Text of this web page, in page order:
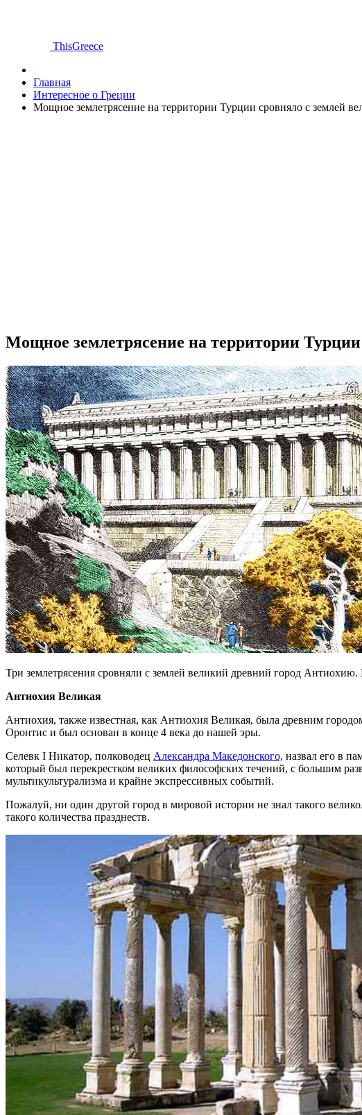
ThisGreece
Главная
Интересное о Греции
Мощное землетрясение на территории Турции сровняло с землей
Мощное землетрясение на территории
Три землетрясения сровняли с землей великий древний город
Антиохия Великая
Антиохия, также известная, как Антиохия Великая, была древним
Оронтис и был основан в конце 4 века до нашей эры.
Селевк I Никатор, полководец Александра Македонского, назвал его в
который был перекрестком великих философских течений, с большим
мультикультурализма и крайне экспрессивных событий.
Пожалуй, ни один другой город в мировой истории не знал такого
такого количества празднеств.